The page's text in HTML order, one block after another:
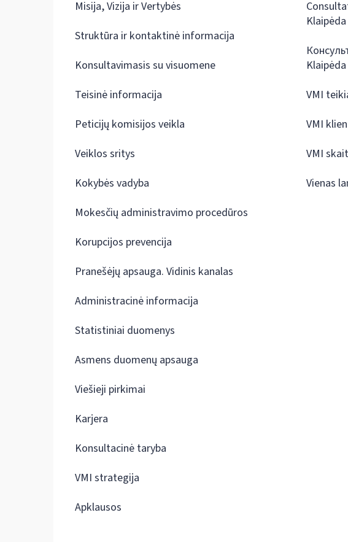
Misija, Vizija ir Vertybės
Struktūra ir kontaktinė informacija
Konsultavimasis su visuomene
Teisinė informacija
Peticijų komisijos veikla
Veiklos sritys
Kokybės vadyba
Mokesčių administravimo procedūros
Korupcijos prevencija
Pranešėjų apsauga. Vidinis kanalas
Administracinė informacija
Statistiniai duomenys
Asmens duomenų apsauga
Viešieji pirkimai
Karjera
Konsultacinė taryba
VMI strategija
Apklausos
Klaipėda
Klaipėda
VMI
VMI
VMI
Vienas